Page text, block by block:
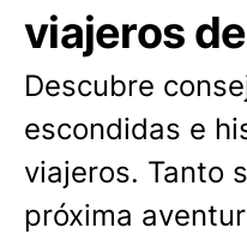
viajeros
Descubre
escondidas e
viajeros. Tanto
próxima